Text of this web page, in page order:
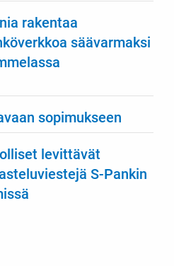
rakentaa
säävarmaksi
sopimukseen
levittävät
S-Pankin